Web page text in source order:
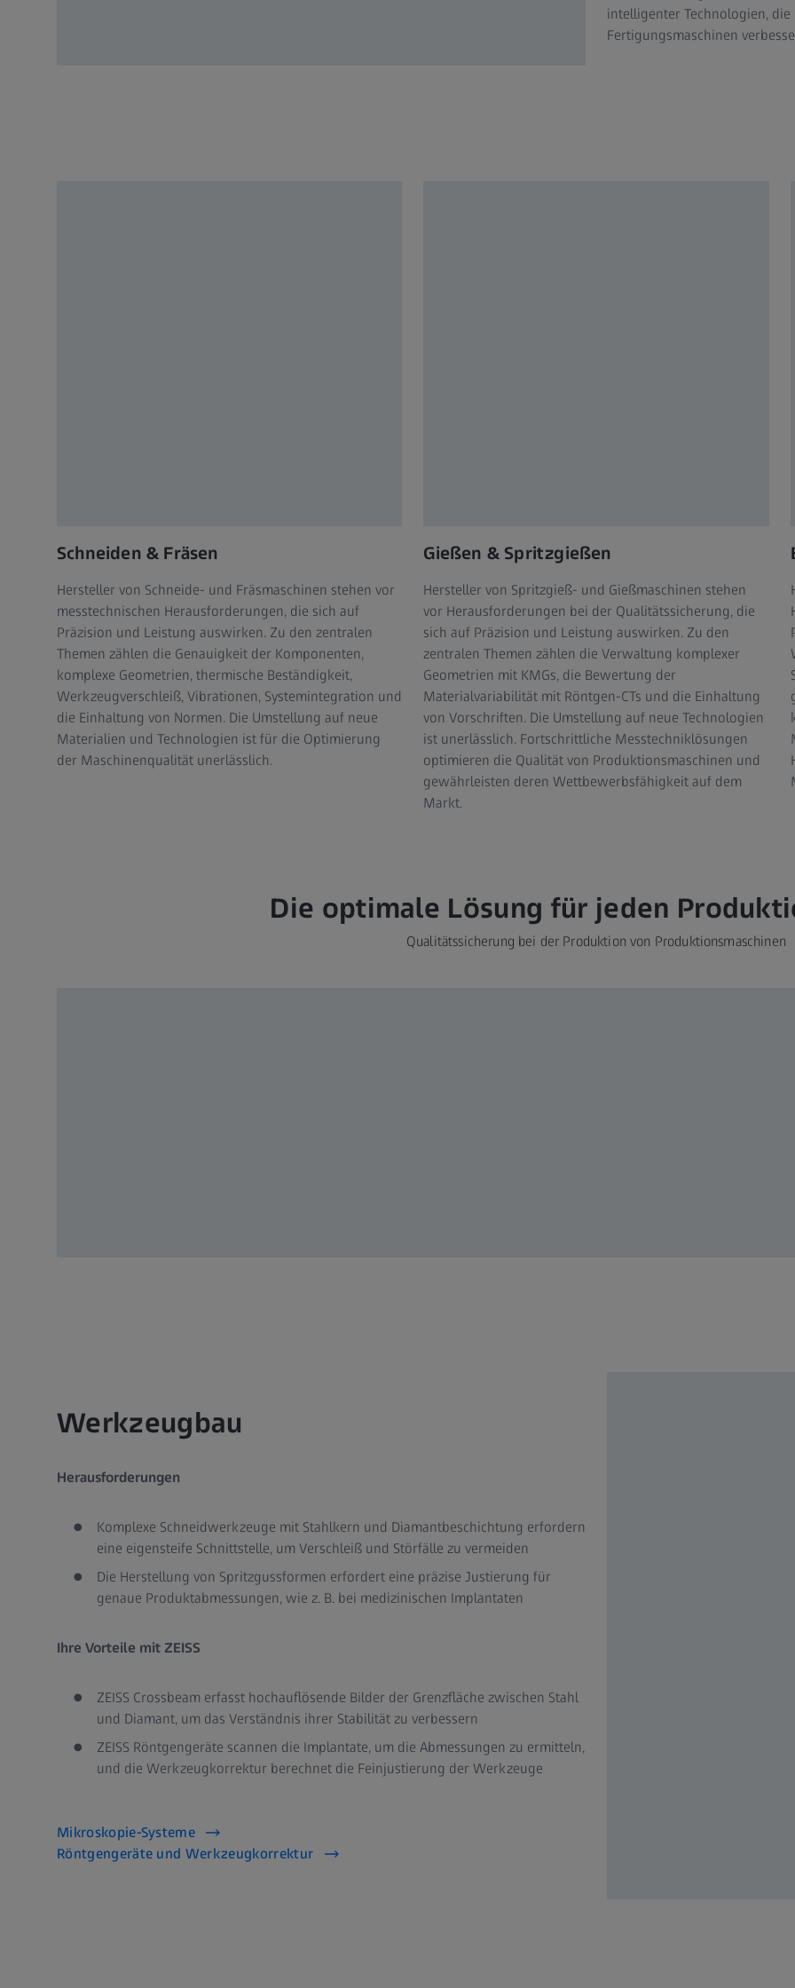
intelligenter Technologien,
Fertigungsmaschinen
Schneiden & Fräsen
Hersteller von Schneide- und Fräsmaschinen stehen vor
messtechnischen Herausforderungen, die sich auf
Präzision und Leistung auswirken. Zu den zentralen
Themen zählen die Genauigkeit der Komponenten,
komplexe Geometrien, thermische Beständigkeit,
Werkzeugverschleiß, Vibrationen, Systemintegration und
die Einhaltung von Normen. Die Umstellung auf neue
Materialien und Technologien ist für die Optimierung
der Maschinenqualität unerlässlich.
Gießen & Spritzgießen
Hersteller von Spritzgieß- und Gießmaschinen stehen
vor Herausforderungen bei der Qualitätssicherung, die
sich auf Präzision und Leistung auswirken. Zu den
zentralen Themen zählen die Verwaltung komplexer
Geometrien mit KMGs, die Bewertung der
Materialvariabilität mit Röntgen-CTs und die Einhaltung
von Vorschriften. Die Umstellung auf neue Technologien
ist unerlässlich. Fortschrittliche Messtechniklösungen
optimieren die Qualität von Produktionsmaschinen und
gewährleisten deren Wettbewerbsfähigkeit auf dem
Markt.
Die optimale Lösung für jeden
Qualitätssicherung bei der Produktion von Produktionsmaschinen
Werkzeugbau
Herausforderungen
Komplexe Schneidwerkzeuge mit Stahlkern und Diamantbeschichtung erfordern
eine eigensteife Schnittstelle, um Verschleiß und Störfälle zu vermeiden
Die Herstellung von Spritzgussformen erfordert eine präzise Justierung für
genaue Produktabmessungen, wie z. B. bei medizinischen Implantaten
Ihre Vorteile mit ZEISS
ZEISS Crossbeam erfasst hochauflösende Bilder der Grenzfläche zwischen Stahl
und Diamant, um das Verständnis ihrer Stabilität zu verbessern
ZEISS Röntgengeräte scannen die Implantate, um die Abmessungen zu ermitteln,
und die Werkzeugkorrektur berechnet die Feinjustierung der Werkzeuge
Mikroskopie-Systeme
Röntgengeräte und Werkzeugkorrektur